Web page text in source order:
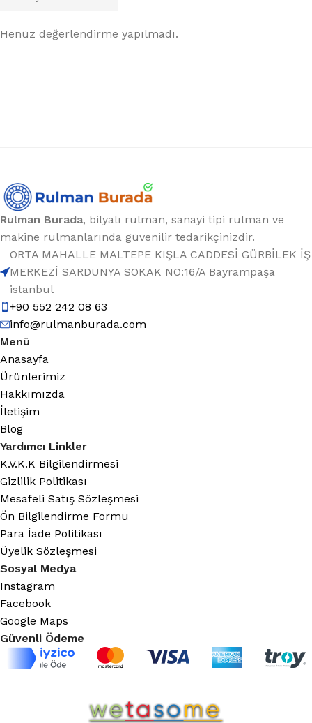
Henüz değerlendirme yapılmadı.
Rulman Burada, bilyalı rulman, sanayi tipi rulman ve
makine rulmanlarında güvenilir tedarikçinizdir.
ORTA MAHALLE MALTEPE KIŞLA CADDESİ GÜRBİLEK İŞ
MERKEZİ SARDUNYA SOKAK NO:16/A Bayrampaşa
istanbul
+90 552 242 08 63
info@rulmanburada.com
Menü
Anasayfa
Ürünlerimiz
Hakkımızda
İletişim
Blog
Yardımcı Linkler
K.V.K.K Bilgilendirmesi
Gizlilik Politikası
Mesafeli Satış Sözleşmesi
Ön Bilgilendirme Formu
Para İade Politikası
Üyelik Sözleşmesi
Sosyal Medya
Instagram
Facebook
Google Maps
Güvenli Ödeme